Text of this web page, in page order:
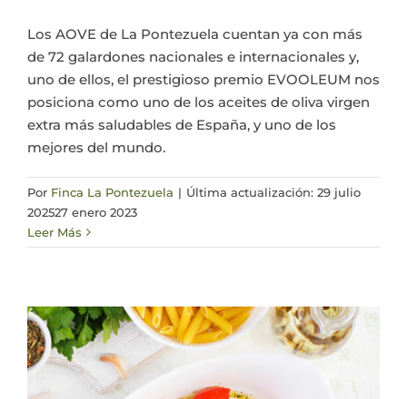
Los AOVE de La Pontezuela cuentan ya con más
de 72 galardones nacionales e internacionales y,
uno de ellos, el prestigioso premio EVOOLEUM nos
posiciona como uno de los aceites de oliva virgen
extra más saludables de España, y uno de los
mejores del mundo.
Por Finca La Pontezuela | Última actualización: 29 julio
202527 enero 2023
Leer Más